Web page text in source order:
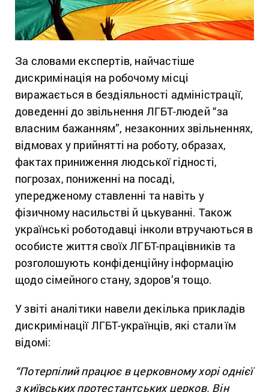
За словами експертів, найчастіше
дискримінація на робочому місці
виражається в бездіяльності адміністрації,
доведенні до звільнення ЛГБТ-людей “за
власним бажанням”, незаконних звільненнях,
відмовах у прийнятті на роботу, образах,
фактах приниження людської гідності,
погрозах, пониженні на посаді,
упередженому ставленні та навіть у
фізичному насильстві й цькуванні. Також
українські роботодавці інколи втручаються в
особисте життя своїх ЛГБТ-працівників та
розголошують конфіденційну інформацію
щодо сімейного стану, здоров’я тощо.
У звіті аналітики навели декілька прикладів
дискримінації ЛГБТ-українців, які стали їм
відомі:
“Потерпілий працює в церковному хорі однієї
з київських протестантських церков. Він